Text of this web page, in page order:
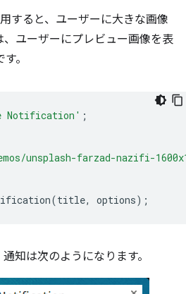
すると、ユーザーに大きな画像
、ユーザーにプレビュー画像を表
。
Notification' ;
unsplash-farzad-nazifi-
(title, options);
知は次のようになります。